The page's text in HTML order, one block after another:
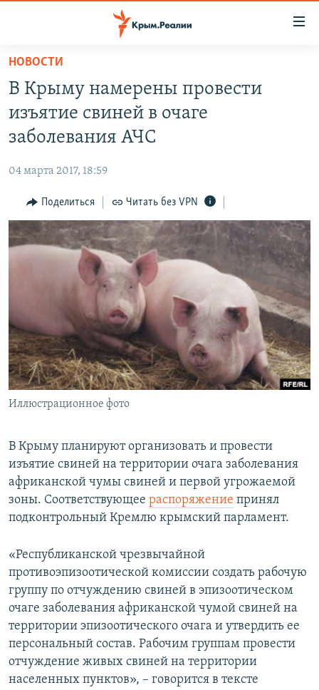
Вернуться
основному
содержанию
Вернутся
главной
навигации
Вернутся
поиску
СПЕЦПРОЕКТЫ
ГРУЗ 200
11 ЛЕТ ОККУПАЦИИ КРЫМА. 11 ИСТОРИЙ СОПРОТИВЛЕНИЯ
ВОДА
ЕЩЕ
ИНТЕРАКТИВ
ИНФОГРАФИКА
ТЕЛЕПРОЕКТ КРЫМ.РЕАЛИИ
СОВЕТЫ ПРАВОЗАЩИТНИКОВ
ПРОПАВШИЕ БЕЗ ВЕСТИ
ПОБЕДИТЕЛЕЙ НЕ СУДЯТ?
КРЫМ.НЕПОКОРЕННЫЙ
ELIFBE
УКРАИНСКАЯ ПРОБЛЕМА КРЫМА
РАДІО СВОБОДА
КАК ОБОЙТИ БЛОКИРОВКУ
Українською
ПРИСОЕДИНЯЙТЕСЬ!
НОВОСТИ
В Крыму намерены провести
изъятие свиней в очаге
заболевания АЧС
04 марта 2017, 18:59
Поделиться Читать без VPN
Иллюстрационное фото
В Крыму планируют организовать и провести
изъятие свиней на территории очага заболевания
африканской чумы свиней и первой угрожаемой
зоны. Соответствующее распоряжение принял
подконтрольный Кремлю крымский парламент.
«Республиканской чрезвычайной
противоэпизоотической комиссии создать рабочую
группу по отчуждению свиней в эпизоотическом
очаге заболевания африканской чумой свиней на
территории эпизоотического очага и утвердить ее
персональный состав. Рабочим группам провести
отчуждение живых свиней на территории
населенных пунктов», – говорится в тексте